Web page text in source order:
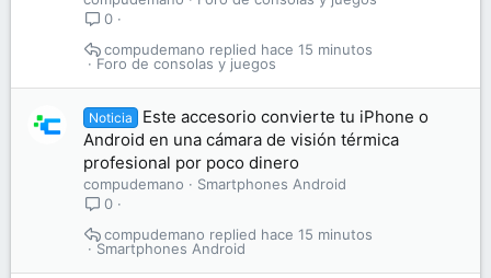
0
Foro de consolas y juegos
hace 15 minutos
compudemano
Noticia
Este accesorio convierte tu iPhone o
Android en una cámara de visión térmica
profesional por poco dinero
compudemano
Smartphones Android
0
Smartphones Android
hace 15 minutos
compudemano